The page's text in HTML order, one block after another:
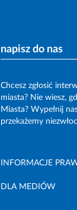
napisz do nas
Chcesz zgłosić
miasta? Nie wiesz,
Miasta? Wypełnij
przekażemy
INFORMACJE
DLA MEDIÓW